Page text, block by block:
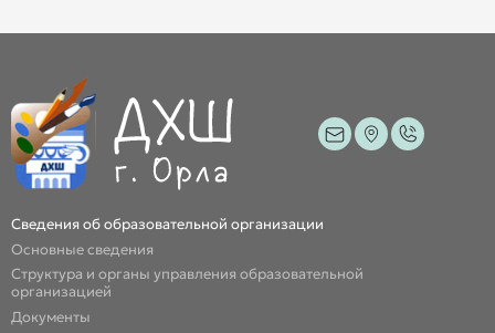
Сведения об образовательной организации
Основные сведения
Структура и органы управления образовательной
организацией
Документы